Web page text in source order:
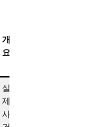
개
요
실
제
사